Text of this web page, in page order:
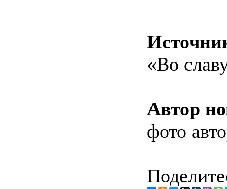
«Во
Автор
фото